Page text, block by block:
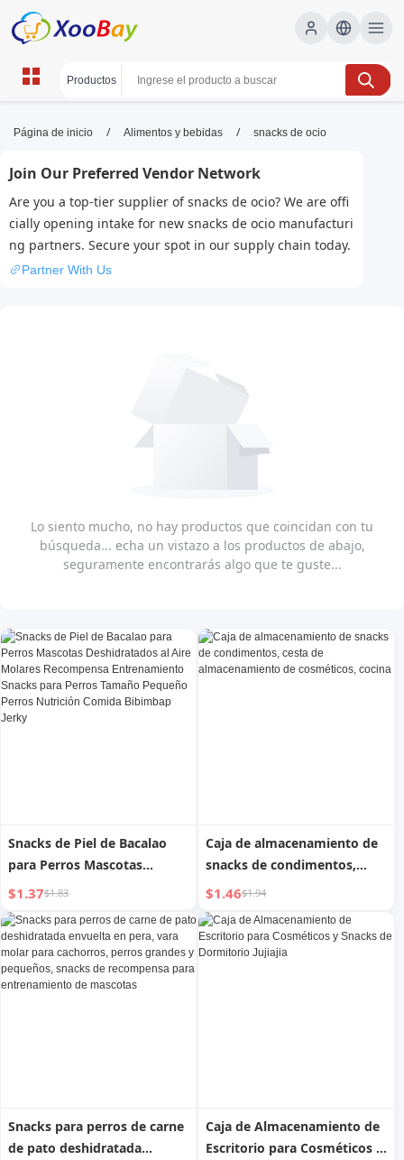
snacks de ocio | XOOBAY B2B/B2C
SEO, optimización web, Google, wholesale snacks
de ocio, XOOBAY
Aprende estrategias de SEO para mejorar la visibilidad en
Google y atraer tráfico orgánico de calidad.
Página de inicio / Alimentos y bebidas / snacks de ocio
Join Our Preferred Vendor Network
Are you a top-tier supplier of snacks de ocio? We are offi
cially opening intake for new snacks de ocio manufacturi
ng partners. Secure your spot in our supply chain today.
Partner With Us
Lo siento mucho, no hay productos que coincidan con tu
búsqueda... echa un vistazo a los productos de abajo,
seguramente encontrarás algo que te guste...
Snacks de Piel de Bacalao
para Perros Mascotas
Deshidratados al Aire
Molares Recompensa
Entrenamiento Snacks para
Perros Tamaño Pequeño
Perros Nutrición Comida
$1.37$1.83
Caja de almacenamiento de
snacks de condimentos,
cesta de almacenamiento de
cosméticos, cocina
$1.46$1.94
Snacks para perros de carne
de pato deshidratada
Caja de Almacenamiento de
Escritorio para Cosméticos y